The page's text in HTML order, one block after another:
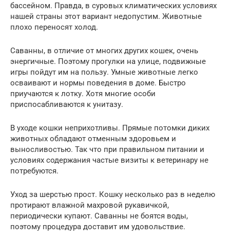
бассейном. Правда, в суровых климатических условиях
нашей страны этот вариант недопустим. Животные
плохо переносят холод.
Саванны, в отличие от многих других кошек, очень
энергичные. Поэтому прогулки на улице, подвижные
игры пойдут им на пользу. Умные животные легко
осваивают и нормы поведения в доме. Быстро
приучаются к лотку. Хотя многие особи
приспосабливаются к унитазу.
В уходе кошки неприхотливы. Прямые потомки диких
животных обладают отменным здоровьем и
выносливостью. Так что при правильном питании и
условиях содержания частые визиты к ветеринару не
потребуются.
Уход за шерстью прост. Кошку несколько раз в неделю
протирают влажной махровой рукавичкой,
периодически купают. Саванны не боятся воды,
поэтому процедура доставит им удовольствие.